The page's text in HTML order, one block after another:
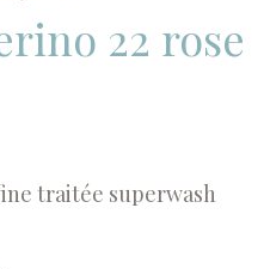
22 rose
traitée superwash